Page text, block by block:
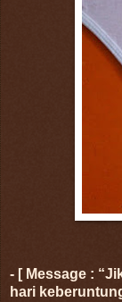
- [ Message :
hari